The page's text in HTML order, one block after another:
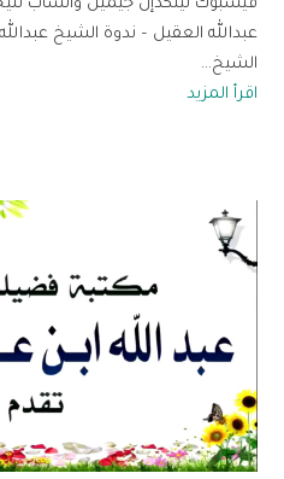
فيسبوك لينكدإن جيميل واتساب
عبدالله العقيل – ندوة الشيخ
الشيخ...
اقرأ المزيد